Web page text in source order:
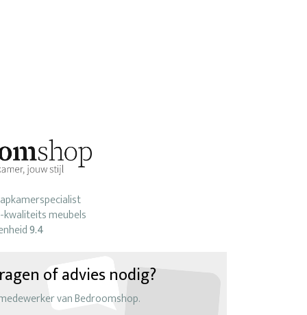
meubels
9.4
of advies nodig?
van Bedroomshop.